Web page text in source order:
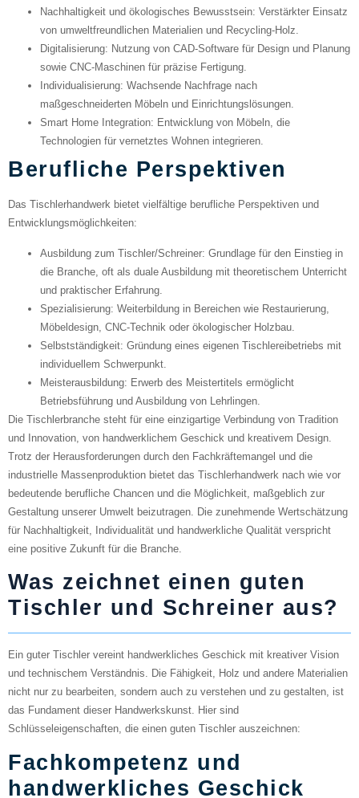
Nachhaltigkeit und ökologisches Bewusstsein: Verstärkter Einsatz
von umweltfreundlichen Materialien und Recycling-Holz.
Digitalisierung: Nutzung von CAD-Software für Design und Planung
sowie CNC-Maschinen für präzise Fertigung.
Individualisierung: Wachsende Nachfrage nach
maßgeschneiderten Möbeln und Einrichtungslösungen.
Smart Home Integration: Entwicklung von Möbeln, die
Technologien für vernetztes Wohnen integrieren.
Berufliche Perspektiven
Das Tischlerhandwerk bietet vielfältige berufliche Perspektiven und
Entwicklungsmöglichkeiten:
Ausbildung zum Tischler/Schreiner: Grundlage für den Einstieg in
die Branche, oft als duale Ausbildung mit theoretischem Unterricht
und praktischer Erfahrung.
Spezialisierung: Weiterbildung in Bereichen wie Restaurierung,
Möbeldesign, CNC-Technik oder ökologischer Holzbau.
Selbstständigkeit: Gründung eines eigenen Tischlereibetriebs mit
individuellem Schwerpunkt.
Meisterausbildung: Erwerb des Meistertitels ermöglicht
Betriebsführung und Ausbildung von Lehrlingen.
Die Tischlerbranche steht für eine einzigartige Verbindung von Tradition
und Innovation, von handwerklichem Geschick und kreativem Design.
Trotz der Herausforderungen durch den Fachkräftemangel und die
industrielle Massenproduktion bietet das Tischlerhandwerk nach wie vor
bedeutende berufliche Chancen und die Möglichkeit, maßgeblich zur
Gestaltung unserer Umwelt beizutragen. Die zunehmende Wertschätzung
für Nachhaltigkeit, Individualität und handwerkliche Qualität verspricht
eine positive Zukunft für die Branche.
Was zeichnet einen guten
Tischler und Schreiner aus?
Ein guter Tischler vereint handwerkliches Geschick mit kreativer Vision
und technischem Verständnis. Die Fähigkeit, Holz und andere Materialien
nicht nur zu bearbeiten, sondern auch zu verstehen und zu gestalten, ist
das Fundament dieser Handwerkskunst. Hier sind
Schlüsseleigenschaften, die einen guten Tischler auszeichnen:
Fachkompetenz und
handwerkliches Geschick